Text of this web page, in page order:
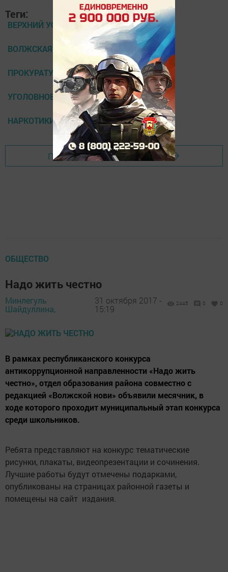
Теги:
ВЕРХНИЙ УСЛОН
ВОЛЖСКАЯ НОВЬ
ПРОКУРАТУРА
УГОЛОВНОЕ ДЕЛО
НАРКОТИКИ
Перейти на страницу новости
ОБЩЕСТВО
Надо жить честно
Минлегуль
Шайдуллина,
31 октября 2017 -
15:19
2445 0 0
В рамках республиканского конкурса
антикоррупционной направленности «Надо жить
честно», отдел образования района совместно с
редакцией «Волжской нови» объявили месячник, в
ходе которого проходит муниципальный этап конкурса
среди школьников.
Ребята представляют на конкурс тематические
рисунки, плакаты, видеопрезентации и сочинения.
Лучшие работы будут отмечены подарками,
опубликованы на страницах районной газеты и
помещены на сайт издания.